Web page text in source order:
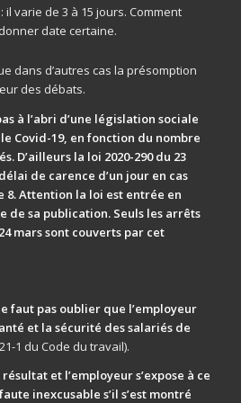
il varie de 3 à 15 jours. Comment
date certaine.
dans d’autres cas la présomption
des débats.
à l’abri d’une législation sociale
Covid-19, en fonction du nombre
D’ailleurs la loi 2020-290 du 23
de carence d’un jour en cas
Attention la loi est entrée en
de sa publication. Seuls les arrêts
mars sont couverts par cet
faut pas oublier que l’employeur
et la sécurité des salariés de
1 du Code du travail).
et l’employeur s’expose à ce
inexcusable s’il s’est montré